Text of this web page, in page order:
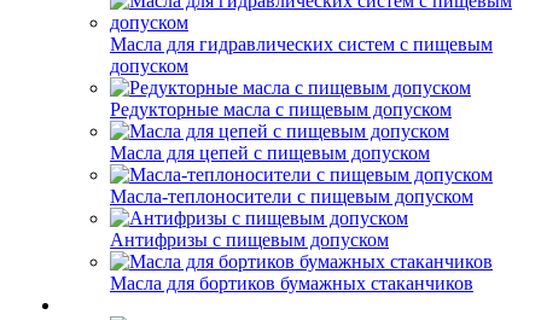
Масла для гидравлических систем с пищевым
допуском
Редукторные масла с пищевым допуском
Масла для цепей с пищевым допуском
Масла-теплоносители с пищевым допуском
Антифризы с пищевым допуском
Масла для бортиков бумажных стаканчиков